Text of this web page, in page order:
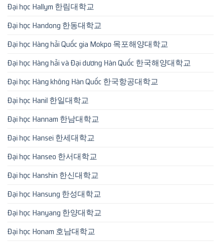
Đại học Hallym 한림대학교
Đại học Handong 한동대학교
Đại học Hàng hải Quốc gia Mokpo 목포해양대학교
Đại học Hàng hải và Đại dương Hàn Quốc 한국해양대학교
Đại học Hàng không Hàn Quốc 한국항공대학교
Đại học Hanil 한일대학교
Đại học Hannam 한남대학교
Đại học Hansei 한세대학교
Đại học Hanseo 한서대학교
Đại học Hanshin 한신대학교
Đại học Hansung 한성대학교
Đại học Hanyang 한양대학교
Đại học Honam 호남대학교